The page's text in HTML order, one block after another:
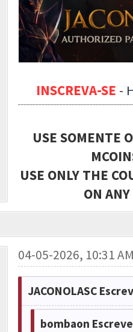
INSCREVA-SE -
USE SOMENTE
USE ONLY THE
ON
04-05-2026, 10:31
JACONOLASC
bombaon